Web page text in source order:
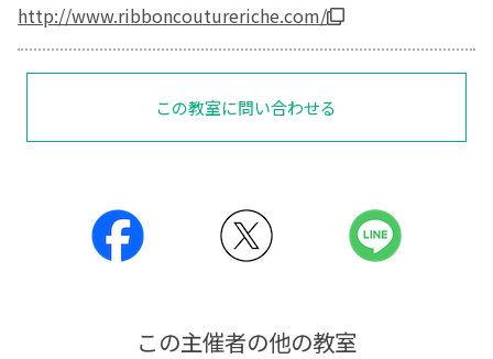
http://www.ribboncoutureriche.com/
この教室に問い合わせる
この主催者の他の教室